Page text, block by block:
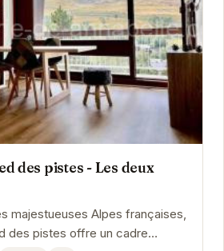
des pistes - Les deux
majestueuses Alpes françaises,
des pistes offre un cadre